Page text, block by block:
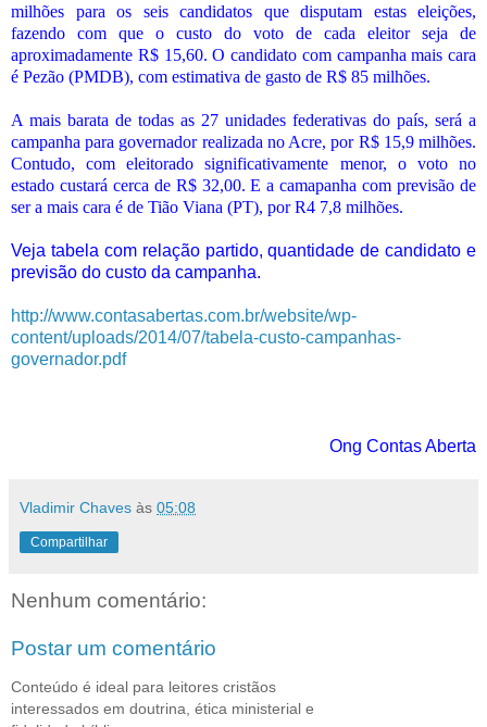
milhões para os seis candidatos que disputam estas eleições,
fazendo com que o custo do voto de cada eleitor seja de
aproximadamente R$ 15,60. O candidato com campanha mais cara
é Pezão (PMDB), com estimativa de gasto de R$ 85 milhões.
A mais barata de todas as 27 unidades federativas do país, será a
campanha para governador realizada no Acre, por R$ 15,9 milhões.
Contudo, com eleitorado significativamente menor, o voto no
estado custará cerca de R$ 32,00. E a camapanha com previsão de
ser a mais cara é de Tião Viana (PT), por R4 7,8 milhões.
Veja tabela com relação partido, quantidade de candidato e
previsão do custo da campanha.
http://www.contasabertas.com.br/website/wp-
content/uploads/2014/07/tabela-custo-campanhas-
governador.pdf
Ong Contas Aberta
Vladimir Chaves às 05:08
Compartilhar
Nenhum comentário:
Postar um comentário
Conteúdo é ideal para leitores cristãos
interessados em doutrina, ética ministerial e